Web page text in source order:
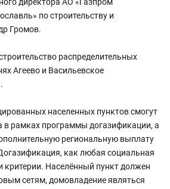
директора АО «Газпром
по строительству и
Громов.
распределительных
Агеево и Васильевское
населенных пунктов смогут
в рамках программы догазификации, а
региональную выплату
как любая социальная
критерии. Населённый пункт должен
сетям, домовладение являться